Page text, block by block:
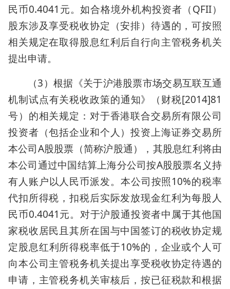
民币0.4041元。如合格境外机构投资者（QFII）
股东涉及享受税收协定（安排）待遇的，可按照
相关规定在取得股息红利后自行向主管税务机关
提出申请。
（3）根据《关于沪港股票市场交易互联互通
机制试点有关税收政策的通知》（财税[2014]81
号）的相关规定：对于香港联合交易所有限公司
投资者（包括企业和个人）投资上海证券交易所
本公司A股股票（简称沪股通），其股息红利将由
本公司通过中国结算上海分公司按A股股票名义持
有人账户以人民币派发。本公司按照10%的税率
代扣所得税，扣税后实际发放现金红利为每股人
民币0.4041元。对于沪股通投资者中属于其他国
家税收居民且其所在国与中国签订的税收协定规
定股息红利所得税率低于10%的，企业或个人可
向本公司主管税务机关提出享受税收协定待遇的
申请，主管税务机关审核后，按已征税款和根据